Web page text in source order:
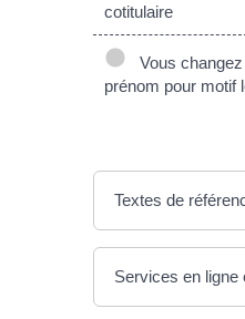
cotitulaire
Vous
prénom pour motif
Textes de
Services en ligne